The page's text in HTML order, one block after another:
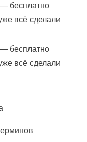
бесплатно
всё сделали
бесплатно
всё сделали